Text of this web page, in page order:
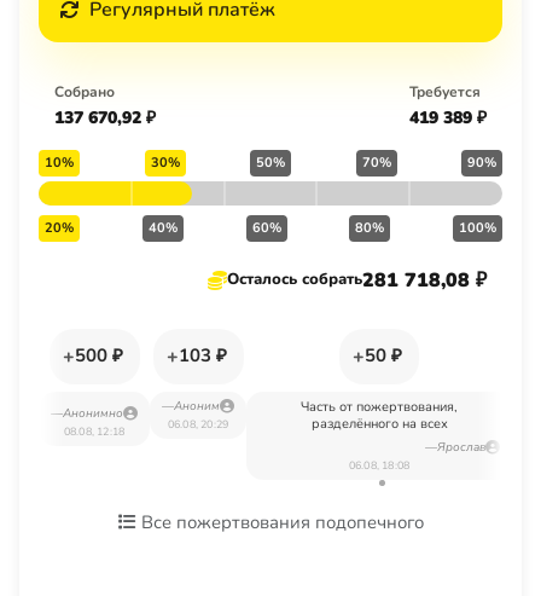
Регулярный платёж
Собрано
137 670,92 ₽
Требуется
419 389 ₽
10% 30% 50% 70% 90%
20% 40% 60% 80% 100%
Осталось собрать281 718,08 ₽
+500 ₽
—Анонимно
08.08, 12:18
+103 ₽
—Аноним
06.08, 20:29
+50 ₽
Часть от пожертвования,
разделённого на всех
—Ярослав
06.08, 18:08
Все пожертвования подопечного